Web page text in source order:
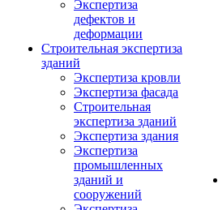
Экспертиза
дефектов и
деформации
Строительная экспертиза
зданий
Экспертиза кровли
Экспертиза фасада
Строительная
экспертиза зданий
Экспертиза здания
Экспертиза
промышленных
зданий и
сооружений